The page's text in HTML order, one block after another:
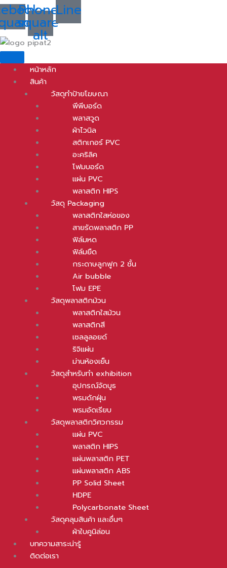
Phone-
square-
alt
Line
หน้าหลัก
สินค้า
วัสดุทำป้ายโฆษณา
พีพีบอร์ด
พลาสวูด
ผ้าไวนิล
สติกเกอร์ PVC
อะคริลิค
โฟมบอร์ด
แผ่น PVC
พลาสติก HIPS
วัสดุ Packaging
พลาสติกใสห่อของ
สายรัดพลาสติก PP
ฟิล์มหด
ฟิล์มยืด
กระดาษลูกฟูก 2 ชั้น
Air bubble
โฟม EPE
วัสดุพลาสติกม้วน
พลาสติกใสม้วน
พลาสติกสี
เซลลูลอยด์
ริจิแผ่น
ม่านห้องเย็น
วัสดุสำหรับทำ exhibition
อุปกรณ์จัดบูธ
พรมดักฝุ่น
พรมอัดเรียบ
วัสดุพลาสติกวิศวกรรม
แผ่น PVC
พลาสติก HIPS
แผ่นพลาสติก PET
แผ่นพลาสติก ABS
PP Solid Sheet
HDPE
Polycarbonate Sheet
วัสดุคลุมสินค้า และอื่นๆ
ผ้าใบคูนิล่อน
บทความสาระน่ารู้
ติดต่อเรา